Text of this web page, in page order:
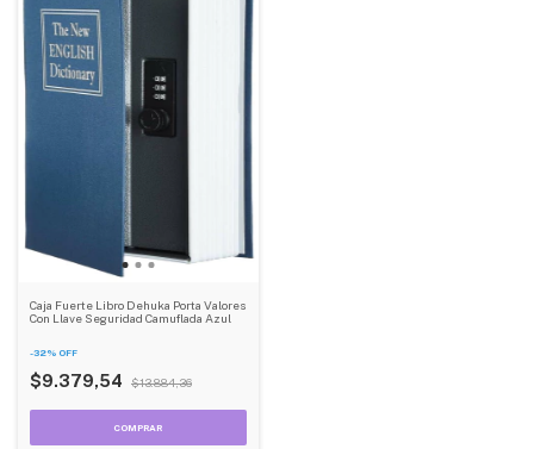
Caja Fuerte Libro Dehuka Porta Valores
Con Llave Seguridad Camuflada Azul
-32% OFF
$9.379,54 $13.884,36